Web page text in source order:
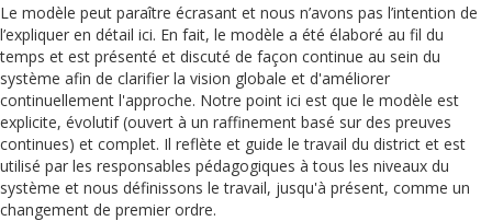
Le modèle peut paraître écrasant et nous n’avons pas l’intention de
l’expliquer en détail ici. En fait, le modèle a été élaboré au fil du
temps et est présenté et discuté de façon continue au sein du
système afin de clarifier la vision globale et d'améliorer
continuellement l'approche. Notre point ici est que le modèle est
explicite, évolutif (ouvert à un raffinement basé sur des preuves
continues) et complet. Il reflète et guide le travail du district et est
utilisé par les responsables pédagogiques à tous les niveaux du
système et nous définissons le travail, jusqu'à présent, comme un
changement de premier ordre.